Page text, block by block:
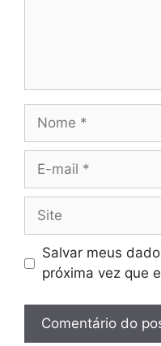
Nome
Site
Salvar meus
próxima vez que